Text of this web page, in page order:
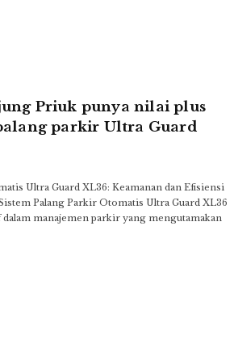
Priuk punya nilai plus
parkir Ultra Guard
Ultra Guard XL36: Keamanan dan Efisiensi
Palang Parkir Otomatis Ultra Guard XL36
manajemen parkir yang mengutamakan